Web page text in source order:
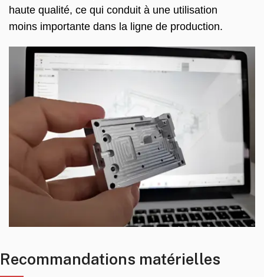
haute qualité, ce qui conduit à une utilisation
moins importante dans la ligne de production.
Recommandations matérielles